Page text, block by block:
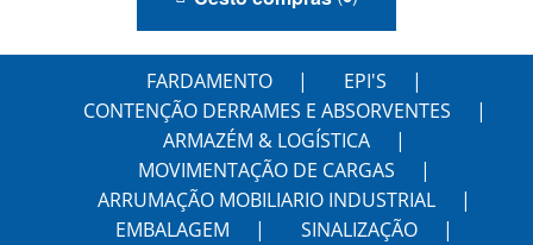
FARDAMENTO
EPI'S
CONTENÇÃO DERRAMES E ABSORVENTES
ARMAZÉM & LOGÍSTICA
MOVIMENTAÇÃO DE CARGAS
ARRUMAÇÃO MOBILIARIO INDUSTRIAL
EMBALAGEM
SINALIZAÇÃO